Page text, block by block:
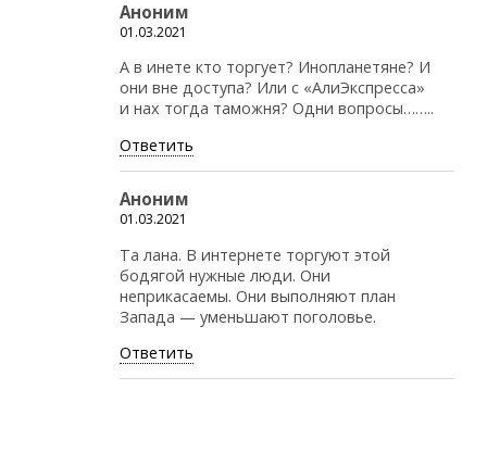
Аноним
01.03.2021
А в инете кто торгует? Инопланетяне? И
они вне доступа? Или с «АлиЭкспресса»
и нах тогда таможня? Одни вопросы……..
Ответить
Аноним
01.03.2021
Та лана. В интернете торгуют этой
бодягой нужные люди. Они
неприкасаемы. Они выполняют план
Запада — уменьшают поголовье.
Ответить